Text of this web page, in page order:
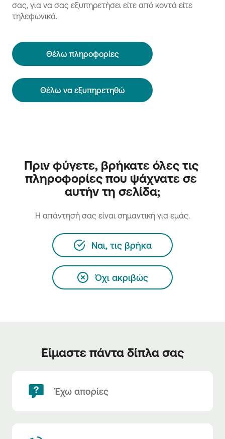
σας, για να σας εξυπηρετήσει είτε από κοντά είτε
τηλεφωνικά.
Θέλω πληροφορίες
Θέλω να εξυπηρετηθώ
Πριν φύγετε, βρήκατε όλες τις
πληροφορίες που ψάχνατε σε
αυτήν τη σελίδα;
H απάντησή σας είναι σημαντική για εμάς.
Ναι, τις βρήκα
Όχι ακριβώς
Είμαστε πάντα δίπλα σας
Έχω απορίες